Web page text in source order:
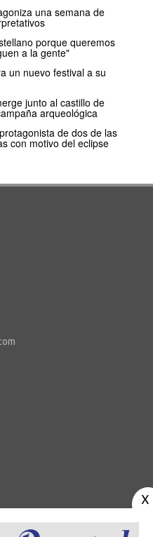
una semana de
porque queremos
a la gente"
un nuevo festival a su
junto al castillo de
arqueológica
de dos de las
con motivo del eclipse